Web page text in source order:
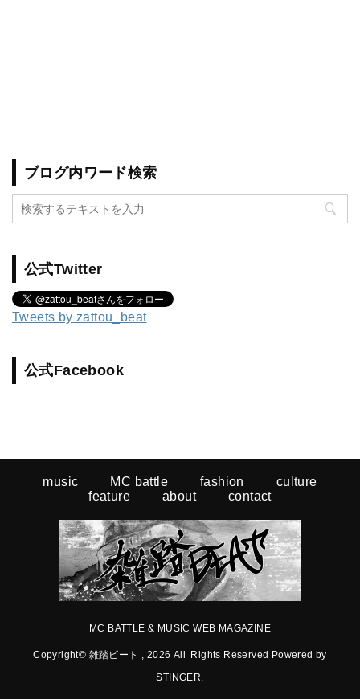
ブログ内ワード検索
公式Twitter
Tweets by zattou_beat
公式Facebook
music MC battle fashion
culture
feature
about contact
MC BATTLE & MUSIC WEB MAGAZINE
Copyright© 雑踏ビート , 2026 All Rights Reserved Powered by
STINGER.